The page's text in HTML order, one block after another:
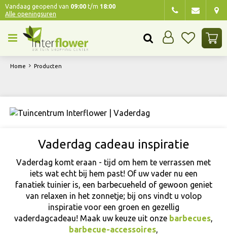
n
Home Producten
Vandaag geopend van 09:00 t/m 18:00
Alle openingsuren
Vaderdag cadeau inspiratie
Vaderdag komt eraan - tijd om hem te verrassen met
iets wat echt bij hem past! Of uw vader nu een
fanatiek tuinier is, een barbecueheld of gewoon geniet
van relaxen in het zonnetje; bij ons vindt u volop
inspiratie voor een groen en gezellig
vaderdagcadeau! Maak uw keuze uit onze barbecues,
barbecue-accessoires,